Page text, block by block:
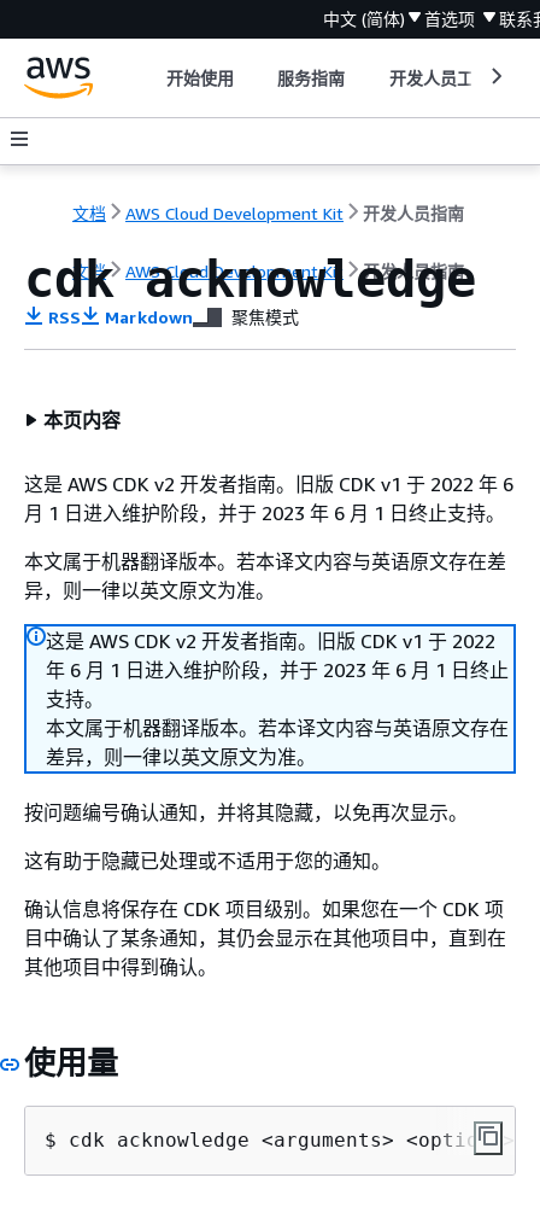
中文 (简体) 首选项 联系
开始使用 服务指南 开发人员工具
文档 AWS Cloud Development Kit 开发人员指南
文档 AWS Cloud Development Kit 开发人员指南
cdk acknowledge
RSS Markdown 聚焦模式
本页内容
这是 AWS CDK v2 开发者指南。旧版 CDK v1 于 2022 年 6
月 1 日进入维护阶段，并于 2023 年 6 月 1 日终止支持。
本文属于机器翻译版本。若本译文内容与英语原文存在差
异，则一律以英文原文为准。
这是 AWS CDK v2 开发者指南。旧版 CDK v1 于 2022
年 6 月 1 日进入维护阶段，并于 2023 年 6 月 1 日终止
支持。
本文属于机器翻译版本。若本译文内容与英语原文存在
差异，则一律以英文原文为准。
按问题编号确认通知，并将其隐藏，以免再次显示。
这有助于隐藏已处理或不适用于您的通知。
确认信息将保存在 CDK 项目级别。如果您在一个 CDK 项
目中确认了某条通知，其仍会显示在其他项目中，直到在
其他项目中得到确认。
使用量
$ cdk acknowledge <arguments> <options>